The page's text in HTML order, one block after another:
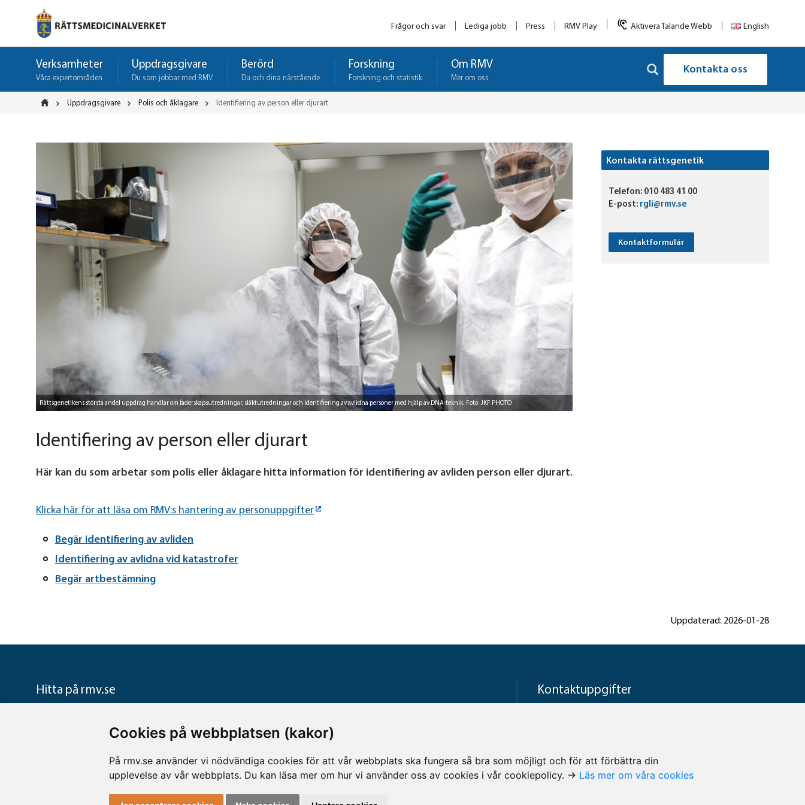
Cookies på webbplatsen (kakor)
På rmv.se använder vi nödvändiga cookies för att vår webbplats ska fungera så bra som möjligt och för att förbättra din
upplevelse av vår webbplats. Du kan läsa mer om hur vi använder oss av cookies i vår cookiepolicy. → Läs mer om våra cookies
Frågor och svar Lediga jobb Press RMV Play Aktivera Talande Webb English
Verksamheter
Våra expertområden
Uppdragsgivare
Du som jobbar med RMV
Berörd
Du och dina närstående
Forskning
Forskning och statistik
Om RMV
Mer om oss
Kontakta oss
Uppdragsgivare Polis och åklagare Identifiering av person eller djurart
Rättsgenetikens största andel uppdrag handlar om faderskapsutredningar, släktutredningar och identifiering av avlidna personer med hjälp av DNA-teknik. Foto: JKF PHOTO
Identifiering av person eller djurart
Här kan du som arbetar som polis eller åklagare hitta information för identifiering av avliden person eller djurart.
Klicka här för att läsa om RMV:s hantering av personuppgifter
Begär identifiering av avliden
Identifiering av avlidna vid katastrofer
Begär artbestämning
Kontakta rättsgenetik
Telefon: 010 483 41 00
E-post: rgli@rmv.se
Kontaktformulär
Uppdaterad: 2026-01-28
Hitta på rmv.se
Nyheter
Statistik
Forskning
Möt våra medarbetare
Lediga jobb
Tillgänglighet på rmv.se
Kontaktuppgifter
Kontakta oss